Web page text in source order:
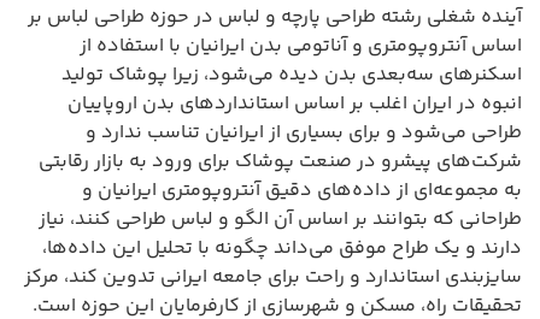
آینده شغلی رشته طراحی پارچه و لباس در حوزه طراحی لباس بر
اساس آنتروپومتری و آناتومی بدن ایرانیان با استفاده از
اسکنرهای سه‌بعدی بدن دیده می‌شود، زیرا پوشاک تولید
انبوه در ایران اغلب بر اساس استانداردهای بدن اروپاییان
طراحی می‌شود و برای بسیاری از ایرانیان تناسب ندارد و
شرکت‌های پیشرو در صنعت پوشاک برای ورود به بازار رقابتی
به مجموعه‌ای از داده‌های دقیق آنتروپومتری ایرانیان و
طراحانی که بتوانند بر اساس آن الگو و لباس طراحی کنند، نیاز
دارند و یک طراح موفق می‌داند چگونه با تحلیل این داده‌ها،
سایزبندی استاندارد و راحت برای جامعه ایرانی تدوین کند، مرکز
تحقیقات راه، مسکن و شهرسازی از کارفرمایان این حوزه است.